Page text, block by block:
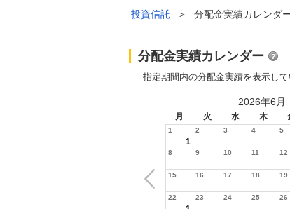
投資信託 ＞ 分配金実績カレンダ
分配金実績カレンダー
指定期間内の分配金実績を表示し
2026年6月
月 火 水 木
1
1
2 3 4 5
8 9 10 11 12
15 16 17 18 19
22 23 24 25 26